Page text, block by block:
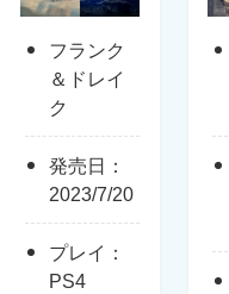
フランク
＆ドレイ
ク
発売日：
2023/7/20
プレイ：
PS4